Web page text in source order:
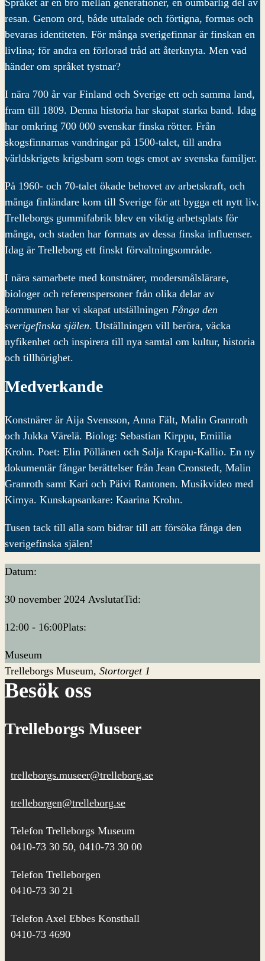
Språket är en bro mellan generationer, en oumbärlig del av
resan. Genom ord, både uttalade och förtigna, formas och
bevaras identiteten. För många sverigefinnar är finskan en
livlina; för andra en förlorad tråd att återknyta. Men vad
händer om språket tystnar?
I nära 700 år var Finland och Sverige ett och samma land,
fram till 1809. Denna historia har skapat starka band. Idag
har omkring 700 000 svenskar finska rötter. Från
skogsfinnarnas vandringar på 1500-talet, till andra
världskrigets krigsbarn som togs emot av svenska familjer.
På 1960- och 70-talet ökade behovet av arbetskraft, och
många finländare kom till Sverige för att bygga ett nytt liv.
Trelleborgs gummifabrik blev en viktig arbetsplats för
många, och staden har formats av dessa finska influenser.
Idag är Trelleborg ett finskt förvaltningsområde.
I nära samarbete med konstnärer, modersmålslärare,
biologer och referenspersoner från olika delar av
kommunen har vi skapat utställningen Fånga den
sverigefinska själen. Utställningen vill beröra, väcka
nyfikenhet och inspirera till nya samtal om kultur, historia
och tillhörighet.
Medverkande
Konstnärer är Aija Svensson, Anna Fält, Malin Granroth
och Jukka Värelä. Biolog: Sebastian Kirppu, Emiilia
Krohn. Poet: Elin Pöllänen och Solja Krapu-Kallio. En ny
dokumentär fångar berättelser från Jean Cronstedt, Malin
Granroth samt Kari och Päivi Rantonen. Musikvideo med
Kimya. Kunskapsankare: Kaarina Krohn.
Tusen tack till alla som bidrar till att försöka fånga den
sverigefinska själen!
Datum:
30 november 2024 AvslutatTid:
12:00 - 16:00Plats:
Museum
Trelleborgs Museum Stortorget 1
Besök oss
Trelleborgs Museer
trelleborgs.museer@trelleborg.se
trelleborgen@trelleborg.se
Telefon Trelleborgs Museum
0410-73 30 50, 0410-73 30 00
Telefon Trelleborgen
0410-73 30 21
Telefon Axel Ebbes Konsthall
0410-73 4690